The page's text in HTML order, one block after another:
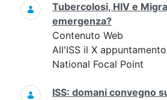
Tubercolosi, HIV e
emergenza?
Contenuto Web
All'ISS il X
National Focal Point
ISS: domani convegno